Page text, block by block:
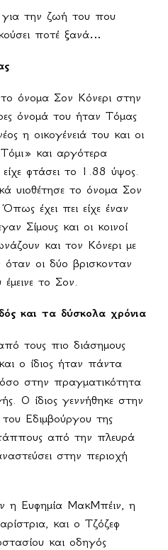
για την ζωή του που
ποτέ ξανά…
όνομα Σον Κόνερι στην
όνομά του ήταν Τόμας
η οικογένειά του και οι
και αργότερα
φτάσει το 1.88 ύψος.
υιοθέτησε το όνομα Σον
έχει πει είχε έναν
Σίμους και οι κοινοί
και τον Κόνερι με
οι δύο βρισκονταν
το Σον.
και τα δύσκολα χρόνια
τους πιο διάσημους
ο ίδιος ήταν πάντα
στην πραγματικότητα
Ο ίδιος γεννήθηκε στην
του Εδιμβούργου της
από την πλευρά
στην περιοχή
η Ευφημία ΜακΜπέιν, η
και ο Τζόζεφ
και οδηγός